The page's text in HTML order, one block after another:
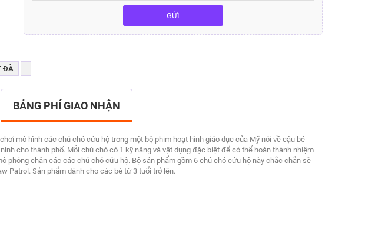
GỬI
ĐÀ
BẢNG PHÍ GIAO NHẬN
mô hình các chú chó cứu hộ trong một bộ phim hoạt hình giáo dục của Mỹ nói về cậu bé
cho thành phố. Mỗi chú chó có 1 kỹ năng và vật dụng đặc biệt để có thể hoàn thành nhiệm
phỏng chân các các chú chó cứu hộ. Bộ sản phẩm gồm 6 chú chó cứu hộ này chắc chắn sẽ
Patrol. Sản phẩm dành cho các bé từ 3 tuổi trở lên.